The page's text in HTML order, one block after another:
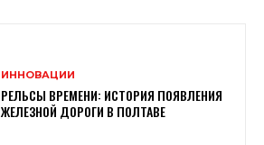
ИННОВАЦИИ
РЕЛЬСЫ ВРЕМЕНИ: ИСТОРИЯ ПОЯВЛЕНИЯ
ЖЕЛЕЗНОЙ ДОРОГИ В ПОЛТАВЕ